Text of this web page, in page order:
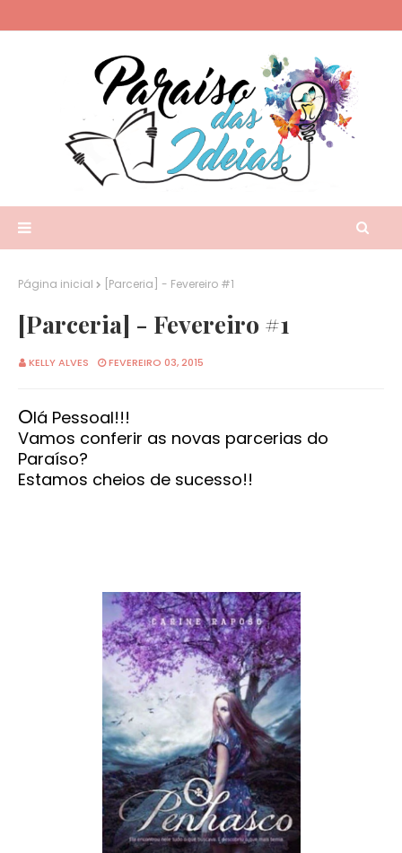
Página inicial [Parceria] - Fevereiro #1
[Parceria] - Fevereiro #1
KELLY ALVES FEVEREIRO 03, 2015
Olá Pessoal!!!
Vamos conferir as novas parcerias do
Paraíso?
Estamos cheios de sucesso!!